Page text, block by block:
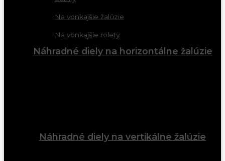
Na vonkajšie žalúzie
Na vonkajšie rolety
Náhradné diely na horizontálne žalúzie
Náhradné diely na vertikálne žalúzie